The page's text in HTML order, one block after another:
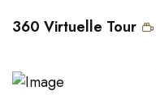
360 Virtuelle Tour